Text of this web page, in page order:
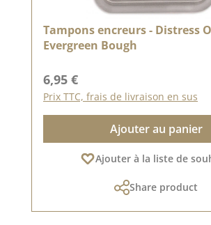
Tampons encreurs - Distress
Evergreen Bough
Prix régulier :
6,95 €
Prix TTC, frais de livraison en sus
Ajouter au panier
Ajouter à la liste de
Share product